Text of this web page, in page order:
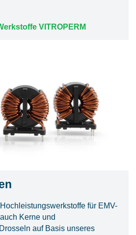
VITROPERM
für EMV-
Kerne und
auf Basis unseres